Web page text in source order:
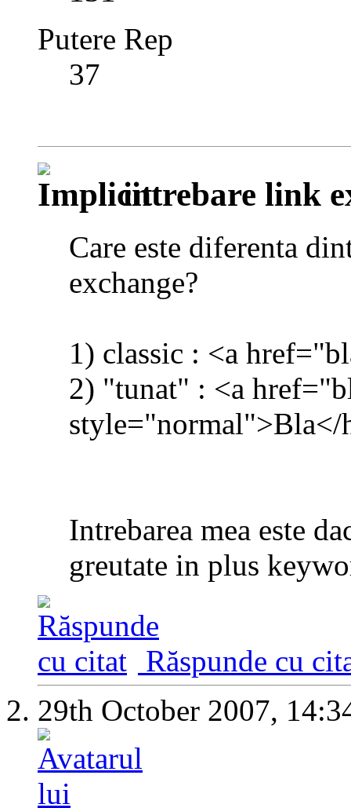
Putere Rep
37
intrebare link
Care este diferenta
exchange?
1) classic : <a
2) "tunat" : <a
style="normal">Bla</
Intrebarea mea este
greutate in plus
Răspunde cu
29th October 2007,